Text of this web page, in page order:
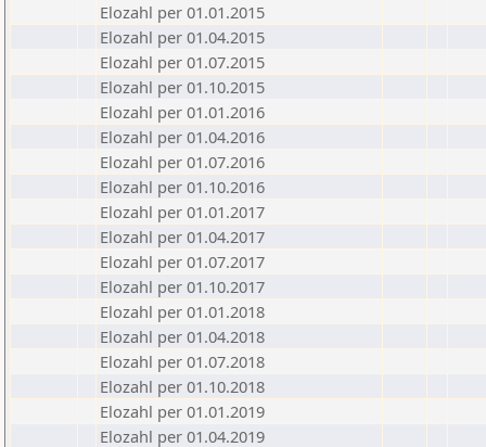
Elozahl per 01.01.2015
Elozahl per 01.04.2015
Elozahl per 01.07.2015
Elozahl per 01.10.2015
Elozahl per 01.01.2016
Elozahl per 01.04.2016
Elozahl per 01.07.2016
Elozahl per 01.10.2016
Elozahl per 01.01.2017
Elozahl per 01.04.2017
Elozahl per 01.07.2017
Elozahl per 01.10.2017
Elozahl per 01.01.2018
Elozahl per 01.04.2018
Elozahl per 01.07.2018
Elozahl per 01.10.2018
Elozahl per 01.01.2019
Elozahl per 01.04.2019